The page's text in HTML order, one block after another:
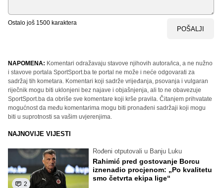
Ostalo još 1500 karaktera
POŠALJI
NAPOMENA: Komentari odražavaju stavove njihovih autora/ica, a ne nužno
i stavove portala SportSport.ba te portal ne može i neće odgovarati za
sadržaj tih kometara. Komentari koji sadrže vrijeđanja, psovanja i vulgaran
riječnik mogu biti uklonjeni bez najave i objašnjenja, ali to ne obavezuje
SportSport.ba da obriše sve komentare koji krše pravila. Čitanjem prihvatate
mogućnost da među komentarima mogu biti pronađeni sadržaji koji mogu
biti u suprotnosti sa vašim uvjerenjima.
NAJNOVIJE VIJESTI
2
Rođeni otputovali u Banju Luku
Rahimić pred gostovanje Borcu
iznenadio procjenom: „Po kvalitetu
smo četvrta ekipa lige“